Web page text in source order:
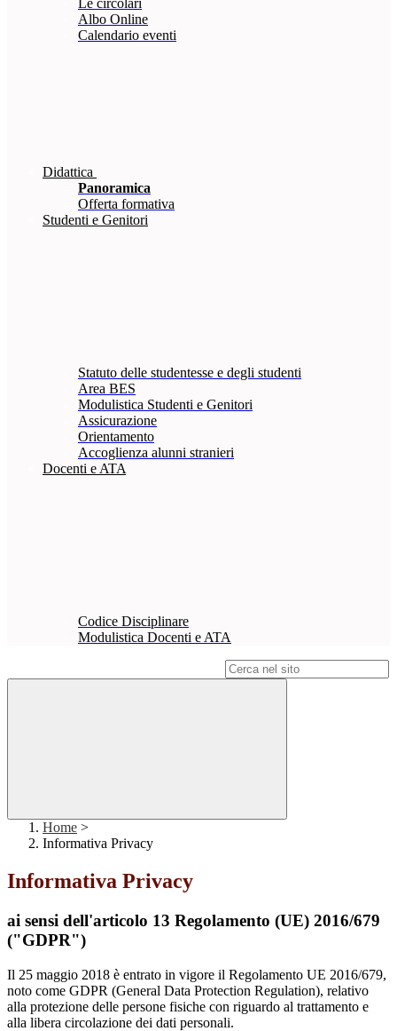
Le circolari
Albo Online
Calendario eventi
Didattica
Panoramica
Offerta formativa
Studenti e Genitori
Statuto delle studentesse e degli studenti
Area BES
Modulistica Studenti e Genitori
Assicurazione
Orientamento
Accoglienza alunni stranieri
Docenti e ATA
Codice Disciplinare
Modulistica Docenti e ATA
Home >
Informativa Privacy
Informativa Privacy
ai sensi dell'articolo 13 Regolamento (UE) 2016/679
("GDPR")
Il 25 maggio 2018 è entrato in vigore il Regolamento UE 2016/679,
noto come GDPR (General Data Protection Regulation), relativo
alla protezione delle persone fisiche con riguardo al trattamento e
alla libera circolazione dei dati personali.